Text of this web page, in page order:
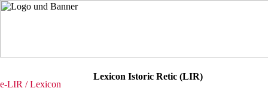
e-LIR / Lexicon
Lexicon Istoric Retic (LIR)